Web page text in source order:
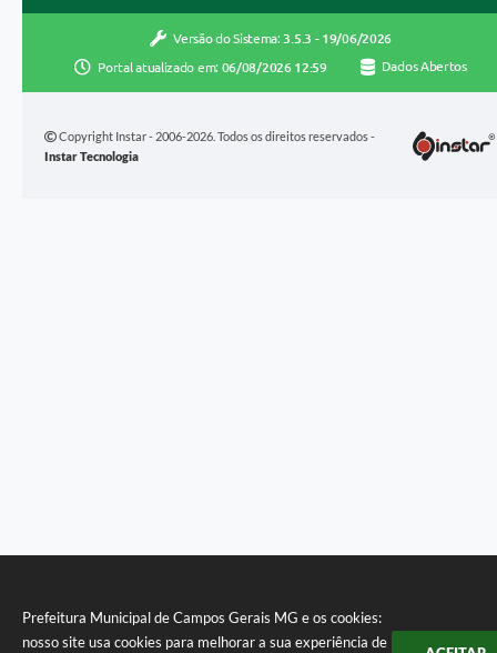
Prefeitura Municipal de Campos Gerais MG e os cookies:
nosso site usa cookies para melhorar a sua experiência de
Versão do Sistema: 3.5.3 - 19/06/2026
Portal atualizado em: 06/08/2026 12:59 Dados Abertos
Copyright Instar - 2006-2026. Todos os direitos reservados -
Instar Tecnologia